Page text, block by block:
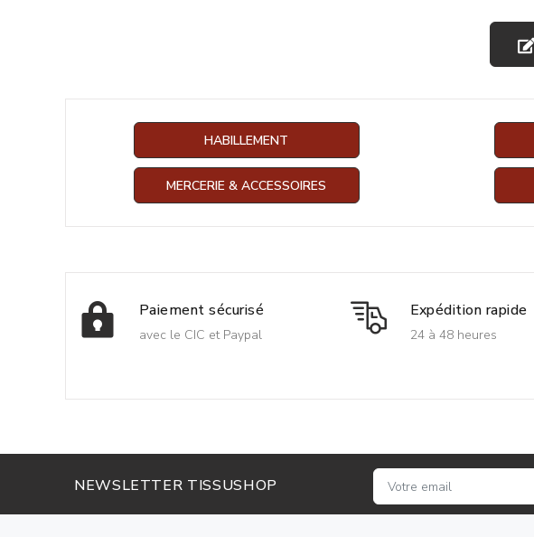
HABILLEMENT
MERCERIE & ACCESSOIRES
Paiement sécurisé
avec le CIC et Paypal
Expédition rapide
24 à 48 heures
NEWSLETTER TISSUSHOP